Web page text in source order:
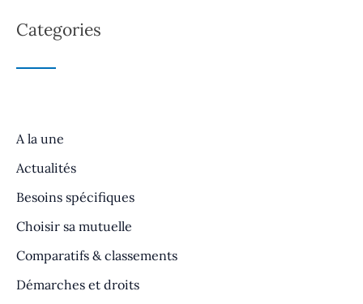
Categories
A la une
Actualités
Besoins spécifiques
Choisir sa mutuelle
Comparatifs & classements
Démarches et droits